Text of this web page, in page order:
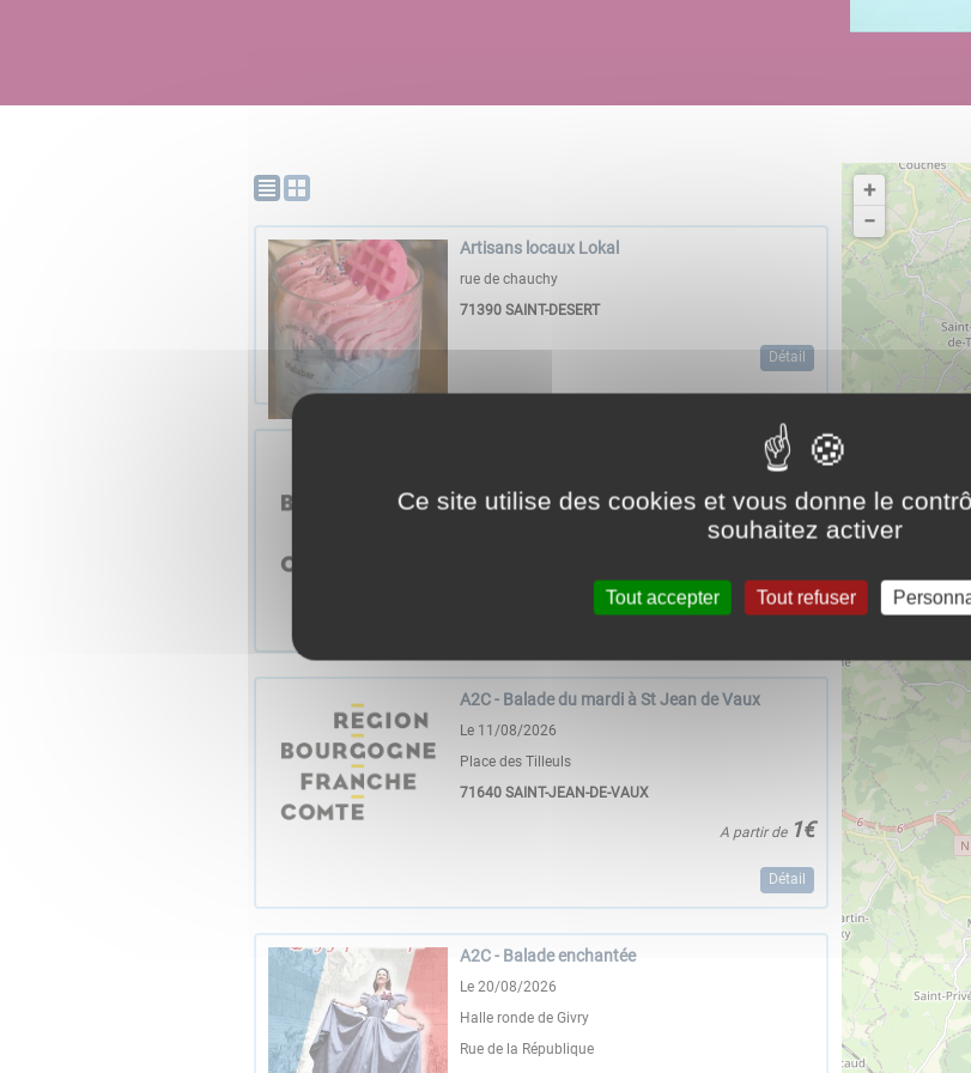
Artisans locaux Lokal
rue de chauchy
71390 SAINT-DESERT
Détail
Place de la mairie
A2C - Balade du mardi à St Jean de Vaux
Le 11/08/2026
Place des Tilleuls
71640 SAINT-JEAN-DE-VAUX
A partir de 1€
Détail
A2C - Balade enchantée
Le 20/08/2026
Halle ronde de Givry
Rue de la République
+
−
Ce site utilise des cookies et vous donne le
souhaitez activer
Tout accepter Tout refuser